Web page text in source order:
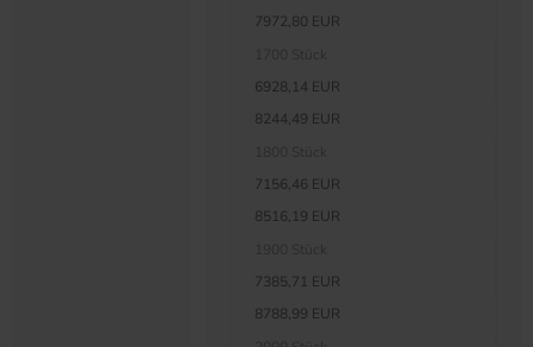
7972,80 EUR
6928,14 EUR
8244,49 EUR
7156,46 EUR
8516,19 EUR
7385,71 EUR
8788,99 EUR